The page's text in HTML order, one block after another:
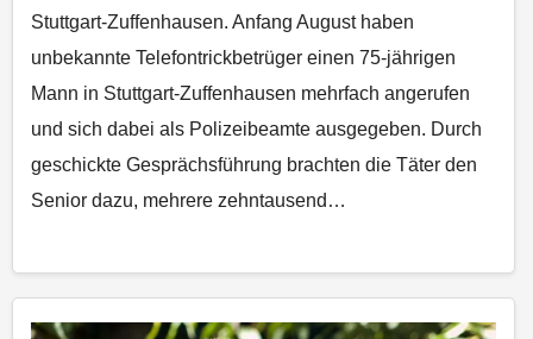
Stuttgart-Zuffenhausen. Anfang August haben
unbekannte Telefontrickbetrüger einen 75-jährigen
Mann in Stuttgart-Zuffenhausen mehrfach angerufen
und sich dabei als Polizeibeamte ausgegeben. Durch
geschickte Gesprächsführung brachten die Täter den
Senior dazu, mehrere zehntausend…